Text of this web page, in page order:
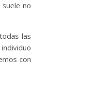
no
las
con